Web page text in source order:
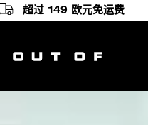
超过 149 欧元免运费